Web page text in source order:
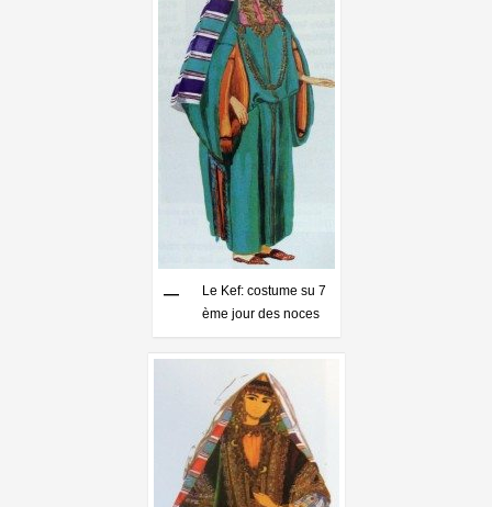
Le Kef: costume su 7
ème jour des noces